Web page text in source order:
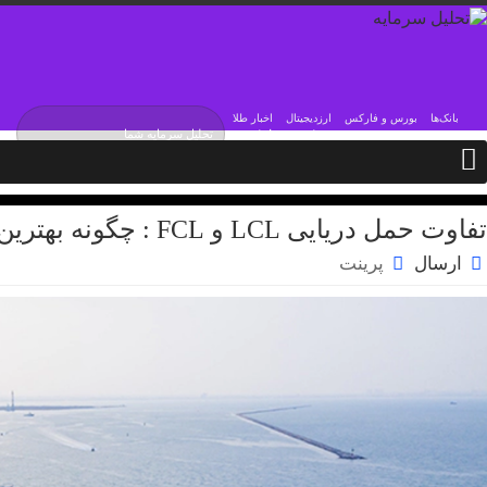
اخبار طلا ارزدیجیتال بورس و فارکس بانک‌ها
شنبه / ۱۷ مرداد / ۱۴۰۵
تفاوت حمل دریایی LCL و FCL : چگونه بهترین گزینه را انتخاب کنیم؟
ارسال پرینت